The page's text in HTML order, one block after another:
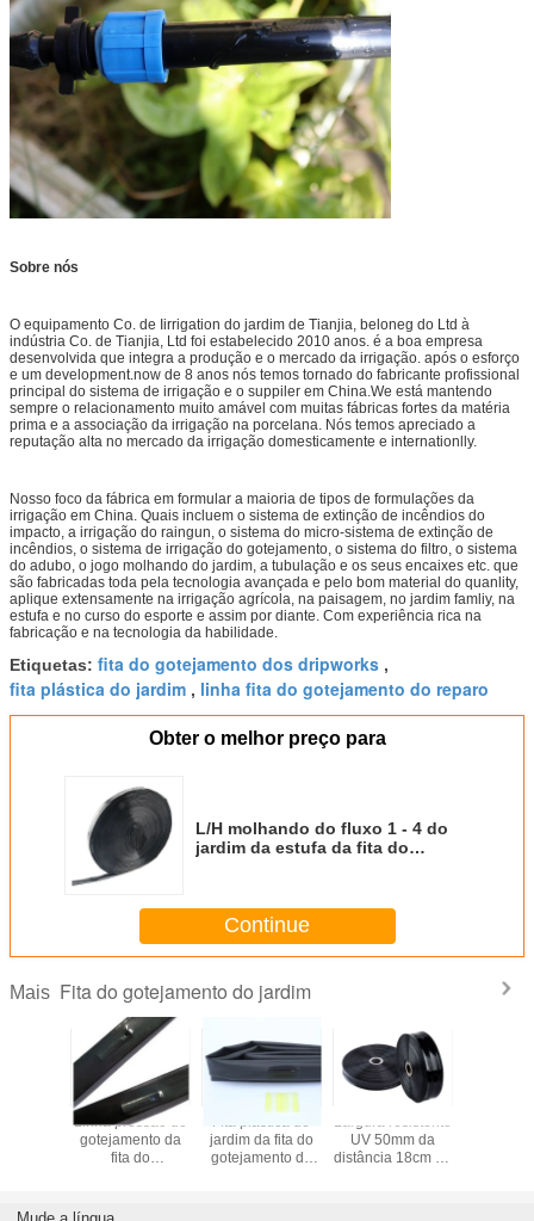
Sobre nós
O equipamento Co. de Iirrigation do jardim de Tianjia, beloneg do Ltd à
indústria Co. de Tianjia, Ltd foi estabelecido 2010 anos. é a boa empresa
desenvolvida que integra a produção e o mercado da irrigação. após o esforço
e um development.now de 8 anos nós temos tornado do fabricante profissional
principal do sistema de irrigação e o suppiler em China.We está mantendo
sempre o relacionamento muito amável com muitas fábricas fortes da matéria
prima e a associação da irrigação na porcelana. Nós temos apreciado a
reputação alta no mercado da irrigação domesticamente e internationlly.
Nosso foco da fábrica em formular a maioria de tipos de formulações da
irrigação em China. Quais incluem o sistema de extinção de incêndios do
impacto, a irrigação do raingun, o sistema do micro-sistema de extinção de
incêndios, o sistema de irrigação do gotejamento, o sistema do filtro, o sistema
do adubo, o jogo molhando do jardim, a tubulação e os seus encaixes etc. que
são fabricadas toda pela tecnologia avançada e pelo bom material do quanlity,
aplique extensamente na irrigação agrícola, na paisagem, no jardim famliy, na
estufa e no curso do esporte e assim por diante. Com experiência rica na
fabricação e na tecnologia da habilidade.
Etiquetas: fita do gotejamento dos dripworks ,
fita plástica do jardim , linha fita do gotejamento do reparo
Obter o melhor preço para
L/H molhando do fluxo 1 - 4 do
jardim da estufa da fita do
Continue
Mais Fita do gotejamento do jardim
da
Linha pressão do
gotejamento da
fita do
Dn16MM de
Fita plástica do
jardim da fita do
gotejamento do
Largura resistente
UV 50mm da
distância 18cm do